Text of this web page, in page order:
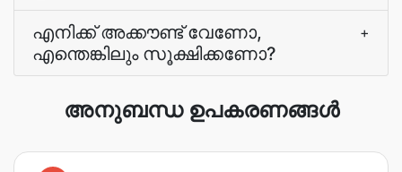
എനിക്ക് അക്കൗണ്ട് വേണോ,
എന്തെങ്കിലും സൂക്ഷിക്കണോ?
+
അനുബന്ധ ഉപകരണങ്ങൾ